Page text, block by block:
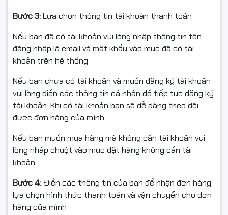
Khi máy báo mực thấp / hết mực, có thể nạp lại qua lỗ
W1510A.
⭐ ĐIỀU KIỆN ĐỔI / HOÀN HÀNG
🎥 Bắt buộc quay video mở hộp từ lúc còn niêm phong
đến khi kiểm tra sản phẩm xong để làm bằng chứng
nếu:
Hàng giao nhầm mẫu / nhầm mã / nhầm loại (có chip,
không chip… / sai W1510A)
Sản phẩm bể vỡ, móp méo, rách vỡ, đổ mực do vận
chuyển
✅ Hỗ trợ đổi/hoàn khi:
Bước 3:Lựa chọn thông tin tài khoản thanh toán
Nếu bạn đã có tài khoản vui lòng nhập thông tin tên
đăng nhập là email và mật khẩu vào mục đã có tài
khoản trên hệ thống
Nếu bạn chưa có tài khoản và muốn đăng ký tài khoản
vui lòng điền các thông tin cá nhân để tiếp tục đăng ký
tài khoản. Khi có tài khoản bạn sẽ dễ dàng theo dõi
được đơn hàng của mình
Nếu bạn muốn mua hàng mà không cần tài khoản vui
lòng nhấp chuột vào mục đặt hàng không cần tài
khoản
Bước 4: Điền các thông tin của bạn để nhận đơn hàng,
lựa chọn hình thức thanh toán và vận chuyển cho đơn
hàng của mình